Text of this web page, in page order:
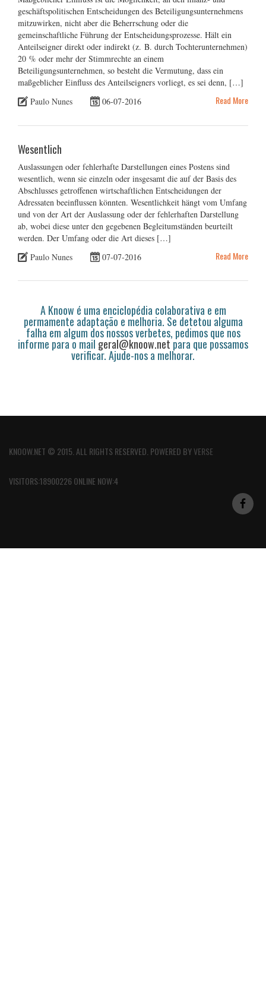
geschäftspolitischen Entscheidungen des Beteiligungsunternehmens
mitzuwirken, nicht aber die Beherrschung oder die
gemeinschaftliche Führung der Entscheidungsprozesse. Hält ein
Anteilseigner direkt oder indirekt (z. B. durch Tochterunternehmen)
20 % oder mehr der Stimmrechte an einem
Beteiligungsunternehmen, so besteht die Vermutung, dass ein
maßgeblicher Einfluss des Anteilseigners vorliegt, es sei denn, […]
Paulo Nunes
06-07-2016 Read More
Wesentlich
Auslassungen oder fehlerhafte Darstellungen eines Postens sind
wesentlich, wenn sie einzeln oder insgesamt die auf der Basis des
Abschlusses getroffenen wirtschaftlichen Entscheidungen der
Adressaten beeinflussen könnten. Wesentlichkeit hängt vom Umfang
und von der Art der Auslassung oder der fehlerhaften Darstellung
ab, wobei diese unter den gegebenen Begleitumständen beurteilt
werden. Der Umfang oder die Art dieses […]
Paulo Nunes
07-07-2016 Read More
A Knoow é uma enciclopédia colaborativa e em
permamente adaptação e melhoria. Se detetou alguma
falha em algum dos nossos verbetes, pedimos que nos
informe para o mail geral@knoow.netpara que possamos
verificar. Ajude-nos a melhorar.
KNOOW.NET © 2015. ALL RIGHTS RESERVED. POWERED BYVERSE
VISITORS:18900226 ONLINE NOW:4